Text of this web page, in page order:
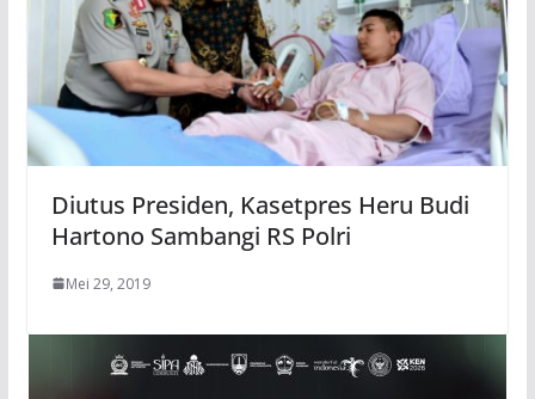
Diutus Presiden, Kasetpres Heru Budi
Hartono Sambangi RS Polri
Mei 29, 2019